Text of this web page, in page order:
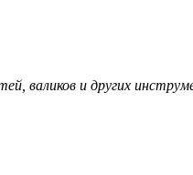
валиков и других